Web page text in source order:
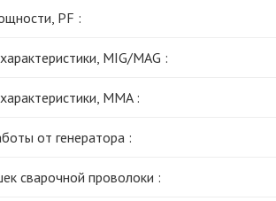
PF :
MIG/MAG :
MMA :
от генератора :
сварочной проволоки :